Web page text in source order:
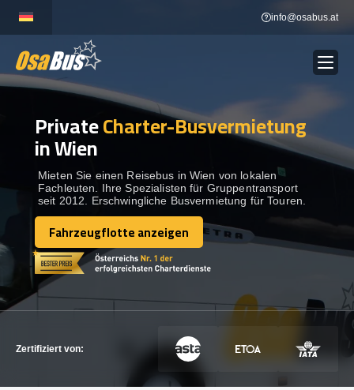
content
info@osabus.at
BUSVERMIETUNG Show dropdown
REISEZIELE Show dropdown
FLOTTE
KONTAKTIEREN SIE UNS
KONTAKTIEREN SIE UNS
PrivateCharter-Busvermietung
in Wien
Mieten Sie einen Reisebus in Wien von lokalen
Fachleuten. Ihre Spezialisten für Gruppentransport
seit 2012. Erschwingliche Busvermietung für Touren.
Fahrzeugflotte anzeigen
Fahrzeugflotte anzeigen
Zertifiziert von: